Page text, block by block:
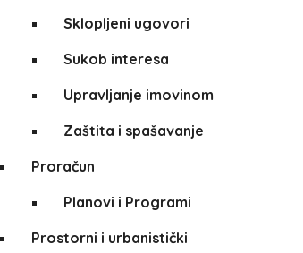
Sklopljeni ugovori
Sukob interesa
Upravljanje imovinom
Zaštita i spašavanje
Proračun
Planovi i Programi
Prostorni i urbanistički